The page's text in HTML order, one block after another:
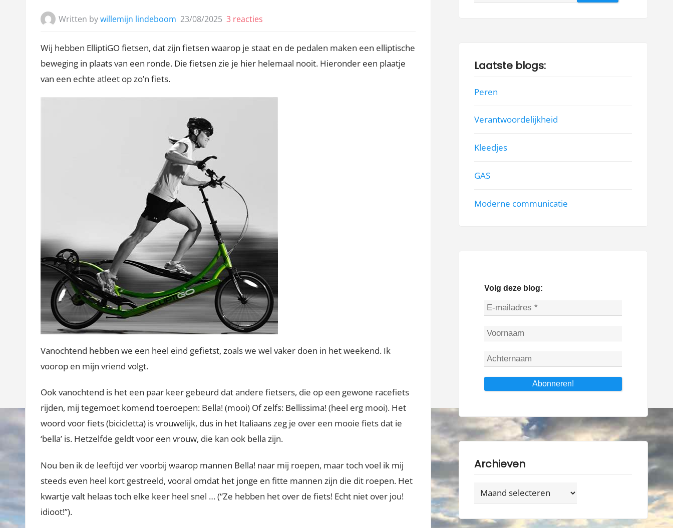
Written bywillemijn lindeboom 23/08/2025 3 reactiesop
–
bellissima
Wij hebben ElliptiGO fietsen, dat zijn fietsen waarop je staat en de pedalen maken een elliptische
beweging in plaats van een ronde. Die fietsen zie je hier helemaal nooit. Hieronder een plaatje
van een echte atleet op zo’n fiets.
Vanochtend hebben we een heel eind gefietst, zoals we wel vaker doen in het weekend. Ik
voorop en mijn vriend volgt.
Ook vanochtend is het een paar keer gebeurd dat andere fietsers, die op een gewone racefiets
rijden, mij tegemoet komend toeroepen: Bella! (mooi) Of zelfs: Bellissima! (heel erg mooi). Het
woord voor fiets (bicicletta) is vrouwelijk, dus in het Italiaans zeg je over een mooie fiets dat ie
‘bella’ is. Hetzelfde geldt voor een vrouw, die kan ook bella zijn.
Nou ben ik de leeftijd ver voorbij waarop mannen Bella! naar mij roepen, maar toch voel ik mij
steeds even heel kort gestreeld, vooral omdat het jonge en fitte mannen zijn die dit roepen. Het
kwartje valt helaas toch elke keer heel snel … (“Ze hebben het over de fiets! Echt niet over jou!
idioot!”).
naar:
Laatste blogs:
Peren
Verantwoordelijkheid
Kleedjes
GAS
Moderne communicatie
Volg deze blog:
Archieven
Archieven